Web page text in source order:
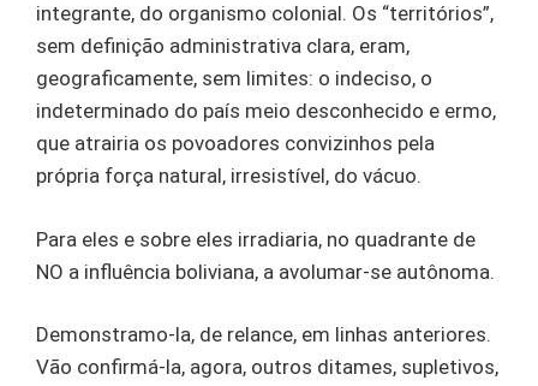
integrante, do organismo colonial. Os “territórios”,
sem definição administrativa clara, eram,
geograficamente, sem limites: o indeciso, o
indeterminado do país meio desconhecido e ermo,
que atrairia os povoadores convizinhos pela
própria força natural, irresistível, do vácuo.
Para eles e sobre eles irradiaria, no quadrante de
NO a influência boliviana, a avolumar-se autônoma.
Demonstramo-la, de relance, em linhas anteriores.
Vão confirmá-la, agora, outros ditames, supletivos,